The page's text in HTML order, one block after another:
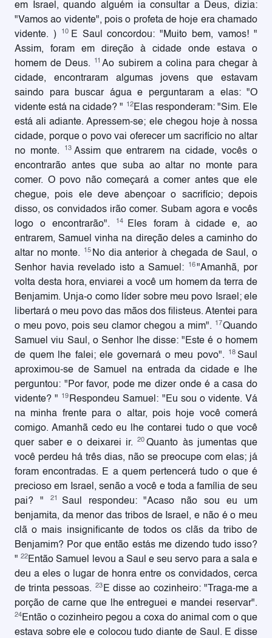
em Israel, quando alguém ia consultar a Deus, dizia:
"Vamos ao vidente", pois o profeta de hoje era chamado
vidente. )
10
E Saul concordou: "Muito bem, vamos! "
Assim, foram em direção à cidade onde estava o
homem de Deus.
11 Ao subirem a colina para chegar à
cidade, encontraram algumas jovens que estavam
saindo para buscar água e perguntaram a elas: "O
vidente está na cidade? " 12Elas responderam: "Sim. Ele
está ali adiante. Apressem-se; ele chegou hoje à nossa
cidade, porque o povo vai oferecer um sacrifício no altar
no monte.
13 Assim que entrarem na cidade, vocês o
encontrarão antes que suba ao altar no monte para
comer. O povo não começará a comer antes que ele
chegue, pois ele deve abençoar o sacrifício; depois
disso, os convidados irão comer. Subam agora e vocês
logo o encontrarão".
14
Eles foram à cidade e, ao
entrarem, Samuel vinha na direção deles a caminho do
altar no monte.
15 No dia anterior à chegada de Saul, o
Senhor havia revelado isto a Samuel:
16 "Amanhã, por
volta desta hora, enviarei a você um homem da terra de
Benjamim. Unja-o como líder sobre meu povo Israel; ele
libertará o meu povo das mãos dos filisteus. Atentei para
o meu povo, pois seu clamor chegou a mim". 17Quando
Samuel viu Saul, o Senhor lhe disse: "Este é o homem
de quem lhe falei; ele governará o meu povo".
18 Saul
aproximou-se de Samuel na entrada da cidade e lhe
perguntou: "Por favor, pode me dizer onde é a casa do
vidente? " 19 Respondeu Samuel: "Eu sou o vidente. Vá
na minha frente para o altar, pois hoje você comerá
comigo. Amanhã cedo eu lhe contarei tudo o que você
quer saber e o deixarei ir.20 Quanto às jumentas que
você perdeu há três dias, não se preocupe com elas; já
foram encontradas. E a quem pertencerá tudo o que é
precioso em Israel, senão a você e toda a família de seu
pai? "
21
Saul respondeu: "Acaso não sou eu um
benjamita, da menor das tribos de Israel, e não é o meu
clã o mais insignificante de todos os clãs da tribo de
Benjamim? Por que então estás me dizendo tudo isso?
"22 Então Samuel levou a Saul e seu servo para a sala e
deu a eles o lugar de honra entre os convidados, cerca
de trinta pessoas. 23 E disse ao cozinheiro: "Traga-me a
porção de carne que lhe entreguei e mandei reservar".
24 Então o cozinheiro pegou a coxa do animal com o que
estava sobre ele e colocou tudo diante de Saul. E disse